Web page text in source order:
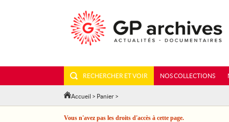
RECHERCHER ET VOIR NOS COLLECTIONS
Accueil > Panier >
Vous n'avez pas les droits d'accès à cette page.